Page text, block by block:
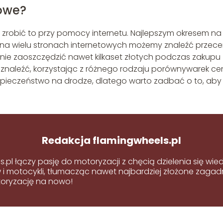
to przy pomocy internetu. Najlepszym okresem na
wielu stronach internetowych możemy znaleźć
zaoszczędzić nawet kilkaset złotych podczas zakupu
korzystając z różnego rodzaju porównywarek
na drodze, dlatego warto zadbać o to, aby
Redakcja flamingwheels.pl
łączy pasję do motoryzacji z chęcią dzielenia się
motocykli, tłumacząc nawet najbardziej złożone
na nowo!